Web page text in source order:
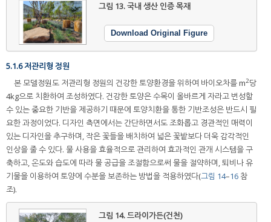
그림 13.국내 생산 인증 목재
Download Original Figure
5.1.6 저관리형 정원
본 모델정원도 저관리형 정원의 건강한 토양환경을 위하여 바이오차를 m2당
4kg으로 치환하여 조성하였다. 건강한 토양은 수목이 올바르게 자라고 번성할
수 있는 중요한 기반을 제공하기 때문에 토양치환을 통한 기반조성은 반드시 필
요한 과정이었다. 디자인 측면에서는 간단하면서도 조화롭고 경관적인 매력이
있는 디자인을 추구하며, 작은 꽃들을 배치하여 넓은 꽃밭보다 더욱 감각적인
인상을 줄 수 있다. 물 사용을 효율적으로 관리하여 효과적인 관개 시스템을 구
축하고, 온도와 습도에 따라 물 공급을 조절함으로써 물을 절약하며, 퇴비나 유
기물을 이용하여 토양에 수분을 보존하는 방법을 적용하였다(그림 14–16 참
조).
그림 14.드라이가든(건천)